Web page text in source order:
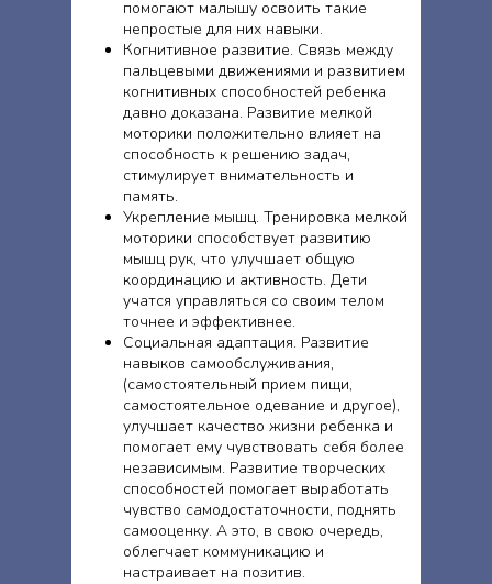
помогают малышу освоить такие
непростые для них навыки.
Когнитивное развитие. Связь между
пальцевыми движениями и развитием
когнитивных способностей ребенка
давно доказана. Развитие мелкой
моторики положительно влияет на
способность к решению задач,
стимулирует внимательность и
память.
Укрепление мышц. Тренировка мелкой
моторики способствует развитию
мышц рук, что улучшает общую
координацию и активность. Дети
учатся управляться со своим телом
точнее и эффективнее.
Социальная адаптация. Развитие
навыков самообслуживания,
(самостоятельный прием пищи,
самостоятельное одевание и другое),
улучшает качество жизни ребенка и
помогает ему чувствовать себя более
независимым. Развитие творческих
способностей помогает выработать
чувство самодостаточности, поднять
самооценку. А это, в свою очередь,
облегчает коммуникацию и
настраивает на позитив.